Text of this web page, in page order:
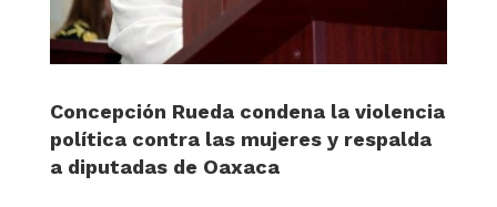
Concepción Rueda condena la violencia
política contra las mujeres y respalda
a diputadas de Oaxaca